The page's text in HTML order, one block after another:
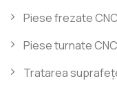
Piese frezate CNC
Piese turnate CNC
Tratarea